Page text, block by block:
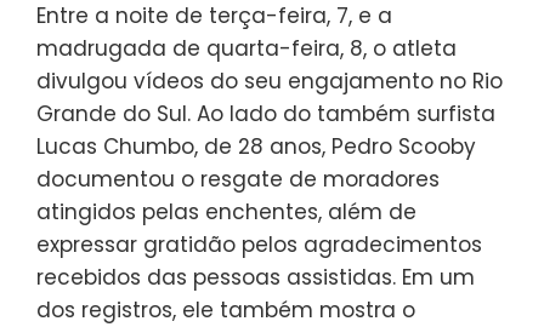
Entre a noite de terça-feira, 7, e a
madrugada de quarta-feira, 8, o atleta
divulgou vídeos do seu engajamento no Rio
Grande do Sul. Ao lado do também surfista
Lucas Chumbo, de 28 anos, Pedro Scooby
documentou o resgate de moradores
atingidos pelas enchentes, além de
expressar gratidão pelos agradecimentos
recebidos das pessoas assistidas. Em um
dos registros, ele também mostra o